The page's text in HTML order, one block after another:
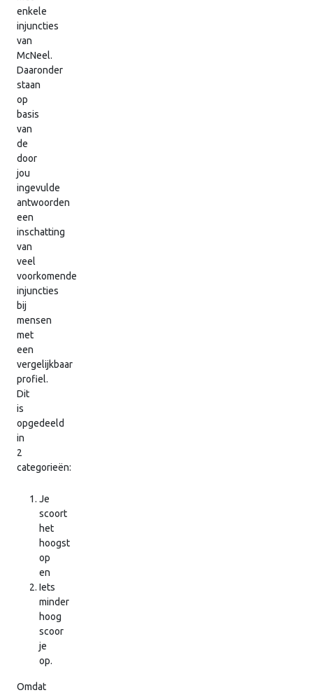
enkele
injuncties
van
McNeel.
Daaronder
staan
op
basis
van
de
door
jou
ingevulde
antwoorden
een
inschatting
van
veel
voorkomende
injuncties
bij
mensen
met
een
vergelijkbaar
profiel.
Dit
is
opgedeeld
in
2
categorieën:
Je
scoort
het
hoogst
op
en
Iets
minder
hoog
scoor
je
op.
Omdat